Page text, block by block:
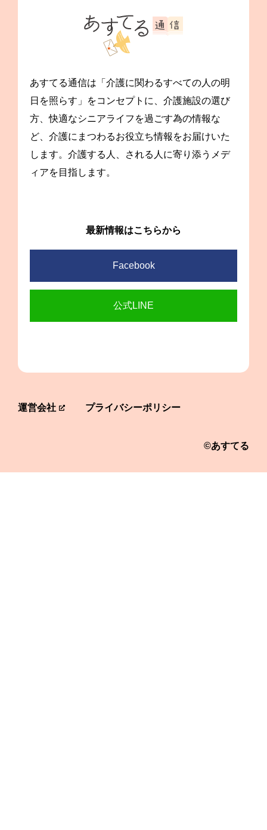
あすてる通信は「介護に関わるすべての人の明
日を照らす」をコンセプトに、介護施設の選び
方、快適なシニアライフを過ごす為の情報な
ど、介護にまつわるお役立ち情報をお届けいた
します。介護する人、される人に寄り添うメデ
ィアを目指します。
最新情報はこちらから
Facebook
公式LINE
運営会社 プライバシーポリシー
©あすてる